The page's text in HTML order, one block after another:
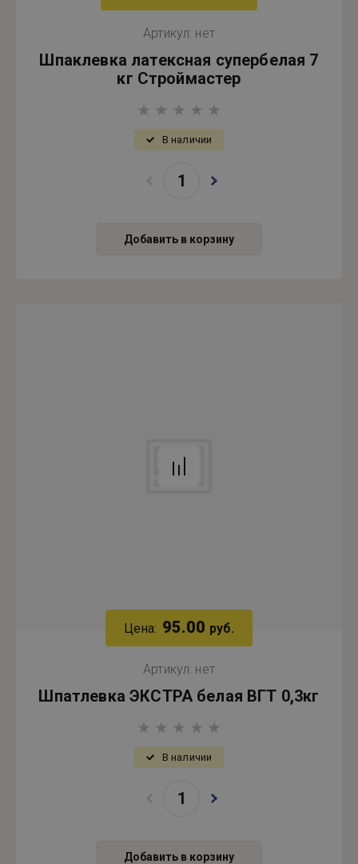
Артикул: нет
Шпаклевка латексная супербелая 7
кг Строймастер
В наличии
Добавить в корзину
Цена: 95.00 руб.
Артикул: нет
Шпатлевка ЭКСТРА белая ВГТ 0,3кг
В наличии
Добавить в корзину